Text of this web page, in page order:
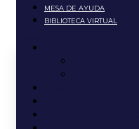
MESA DE AYUDA
BIBLIOTECA VIRTUAL